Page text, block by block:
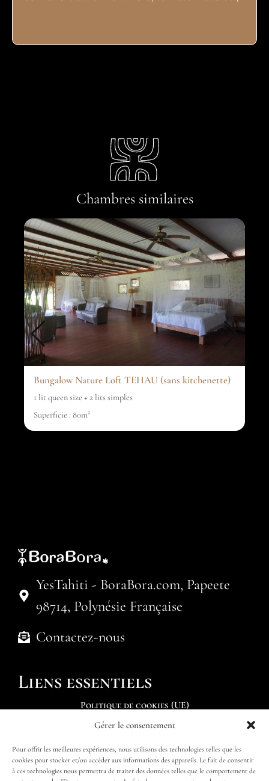
Gérer le consentement
Pour offrir les meilleures expériences, nous utilisons des technologies telles que les
cookies pour stocker et/ou accéder aux informations des appareils. Le fait de consentir
à ces technologies nous permettra de traiter des données telles que le comportement de
Chambres similaires
Bungalow Nature Loft TEHAU (sans kitchenette)
1 lit queen size + 2 lits simples
Superficie : 80m²
YesTahiti - BoraBora.com, Papeete
98714, Polynésie Française
Contactez-nous
Liens essentiels
Politique de cookies (UE)
Trouver mon itinéraire